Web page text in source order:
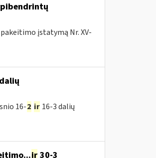
įstatymą Nr. XV-
16-2 ir 16-3 dalių
ir30-3